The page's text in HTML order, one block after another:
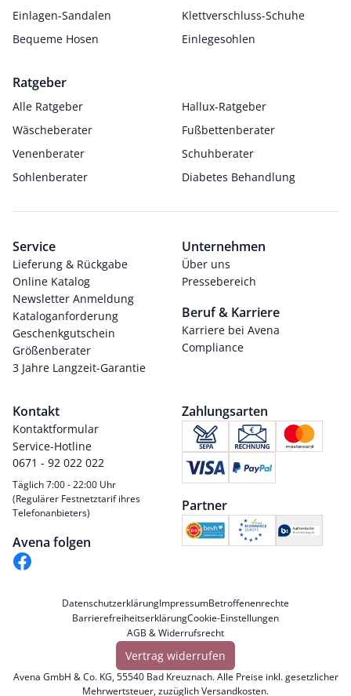
Einlagen-Sandalen
Klettverschluss-Schuhe
Bequeme Hosen
Einlegesohlen
Ratgeber
Alle Ratgeber
Hallux-Ratgeber
Wäscheberater
Fußbettenberater
Venenberater
Schuhberater
Sohlenberater
Diabetes Behandlung
Service
Lieferung & Rückgabe
Online Katalog
Newsletter Anmeldung
Kataloganforderung
Geschenkgutschein
Größenberater
3 Jahre Langzeit-Garantie
Unternehmen
Über uns
Pressebereich
Beruf & Karriere
Karriere bei Avena
Compliance
Kontakt
Kontaktformular
Service-Hotline
0671 - 92 022 022
Täglich 7:00 - 22:00 Uhr
(Regulärer Festnetztarif ihres
Telefonanbieters)
Avena folgen
Zahlungsarten
Partner
DatenschutzerklärungImpressumBetroffenenrechte
BarrierefreiheitserklärungCookie-Einstellungen
AGB & Widerrufsrecht
Vertrag widerrufen
Avena GmbH & Co. KG, 55540 Bad Kreuznach. Alle Preise inkl. gesetzlicher
Mehrwertsteuer, zuzüglichVersandkosten.